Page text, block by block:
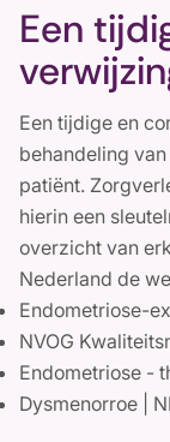
Een
Een tijdige en
behandeling
patiënt.
hierin een
overzicht van
Nederland de
Endometriose-
NVOG
Endometriose -
Dysmenorroe |